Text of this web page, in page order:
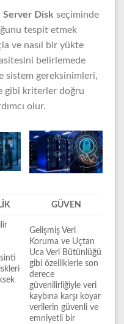
Server Disk seçiminde
tespit etmek
ve nasıl bir yükte
belirlemede
sistem gereksinimleri,
gibi kriterler doğru
olur.
GÜVEN
Gelişmiş Veri
Koruma ve Uçtan
Uca Veri Bütünlüğü
gibi özelliklerle son
derece
güvenilirliğiyle veri
kaybına karşı koyar
verilerin güvenli ve
emniyetli bir